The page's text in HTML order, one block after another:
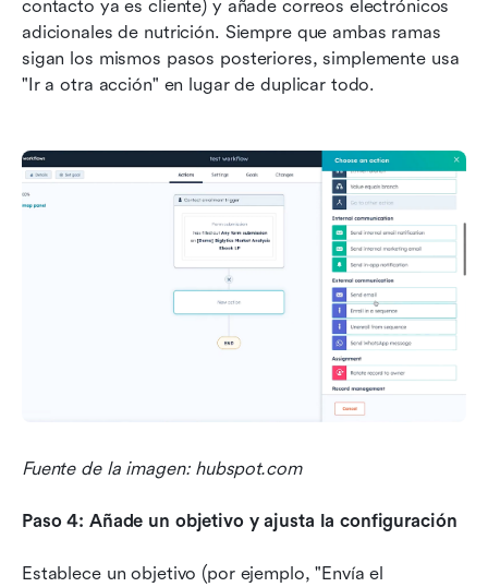
contacto ya es cliente) y añade correos electrónicos
adicionales de nutrición. Siempre que ambas ramas
sigan los mismos pasos posteriores, simplemente usa
"Ir a otra acción" en lugar de duplicar todo.
Fuente de la imagen: hubspot.com
Paso 4: Añade un objetivo y ajusta la configuración
Establece un objetivo (por ejemplo, "Envía el